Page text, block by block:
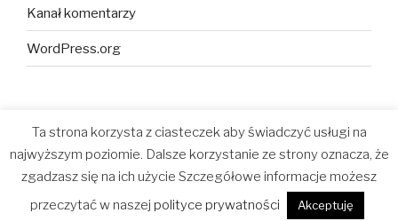
Kanał komentarzy
WordPress.org
Polityka prywatności i plików cookies
Dumnie wspierane
Ta strona korzysta z ciasteczek aby świadczyć usługi na
najwyższym poziomie. Dalsze korzystanie ze strony oznacza, że
zgadzasz się na ich użycie Szczegółowe informacje możesz
przeczytać w naszej polityce prywatności Akceptuję